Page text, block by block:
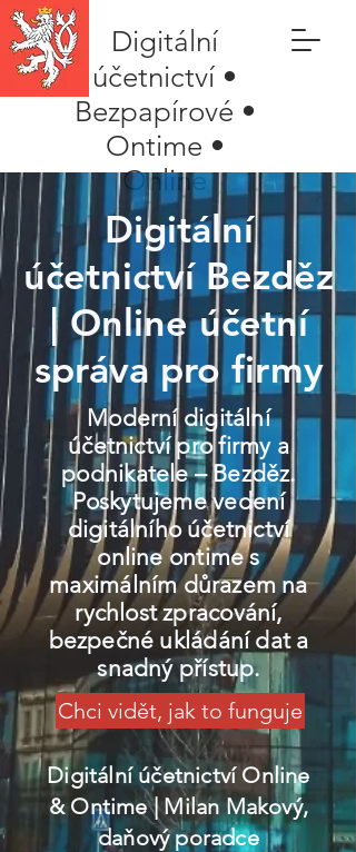
Digitální
účetnictví •
Bezpapírové •
Ontime •
Online
Digitální
účetnictví Bezděz
| Online účetní
správa pro firmy
Moderní digitální
účetnictví pro firmy a
podnikatele – Bezděz.
Poskytujeme vedení
digitálního účetnictví
online ontime s
maximálním důrazem na
rychlost zpracování,
bezpečné ukládání dat a
snadný přístup.
Chci vidět, jak to funguje
Digitální účetnictví Online
& Ontime| Milan Makový,
daňový poradce